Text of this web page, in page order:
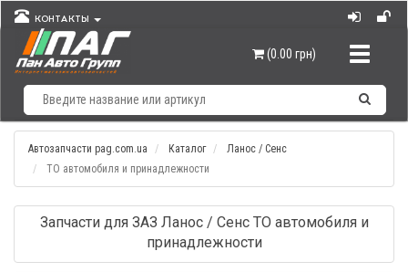
КОНТАКТЫ
(0.00 грн)
Автозапчасти pag.com.ua Каталог
Ланос / Сенс
ТО автомобиля и принадлежности
Запчасти для ЗАЗ Ланос / Сенс ТО автомобиля и
принадлежности